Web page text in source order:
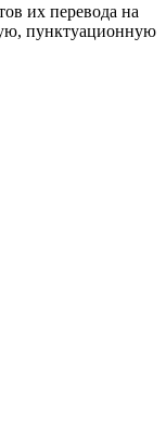
их перевода на
пунктуационную